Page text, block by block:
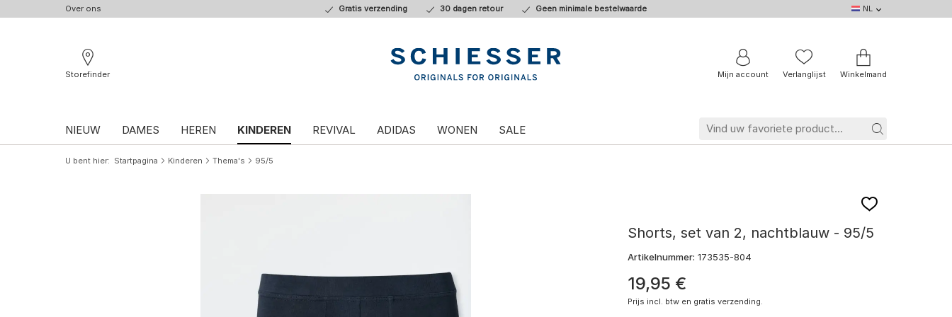
Over ons Gratis verzending 30 dagen retour Geen minimale bestelwaarde
NL
DE
NL
BE
FR
Storefinder
Mijn account Verlanglijst Winkelmand
NIEUW DAMES HEREN KINDEREN REVIVAL ADIDAS WONEN SALE
U bent hier Startpagina Kinderen Thema's 95/5
Shorts, set van 2, nachtblauw - 95/5
Artikelnummer: 173535-804
19,95 €
Prijs incl. btw en gratis verzending.